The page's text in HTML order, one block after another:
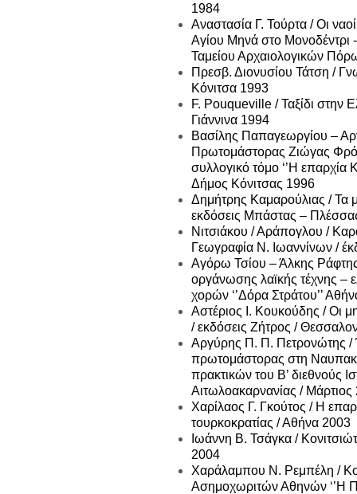
1984
Αναστασία Γ. Τούρτα / Οι
Αγίου Μηνά στο Μονοδέντρι -
Ταμείου Αρχαιολογικών
Πρεσβ. Διονυσίου Τάτση /
Κόνιτσα 1993
F. Pouqueville / Ταξίδι στην
Γιάννινα 1994
Βασίλης Παπαγεωργίου –
Πρωτομάστορας Ζιώγας
συλλογικό τόμο ‘’Η επαρχία
Δήμος Κόνιτσας 1996
Δημήτρης Καμαρούλιας / Τα
εκδόσεις Μπάστας –
Νιτσιάκου / Αράπογλου /
Γεωγραφία Ν. Ιωαννίνων /
Αγόρω Τσίου – Άλκης
οργάνωσης λαϊκής τέχνης –
χορών ‘’Δόρα Στράτου’’
Αστέριος Ι. Κουκούδης / Οι
/ εκδόσεις Ζήτρος /
Αργύρης Π. Π. Πετρονώτης /
πρωτομάστορας στη
πρακτικών του Β’ διεθνούς
Αιτωλοακαρνανίας / Μάρτιος
Χαρίλαος Γ. Γκούτος / Η
τουρκοκρατίας / Αθήνα 2003
Ιωάννη Β. Τσάγκα /
2004
Χαράλαμπου Ν. Ρεμπέλη /
Ασημοχωριτών Αθηνών ‘’Η